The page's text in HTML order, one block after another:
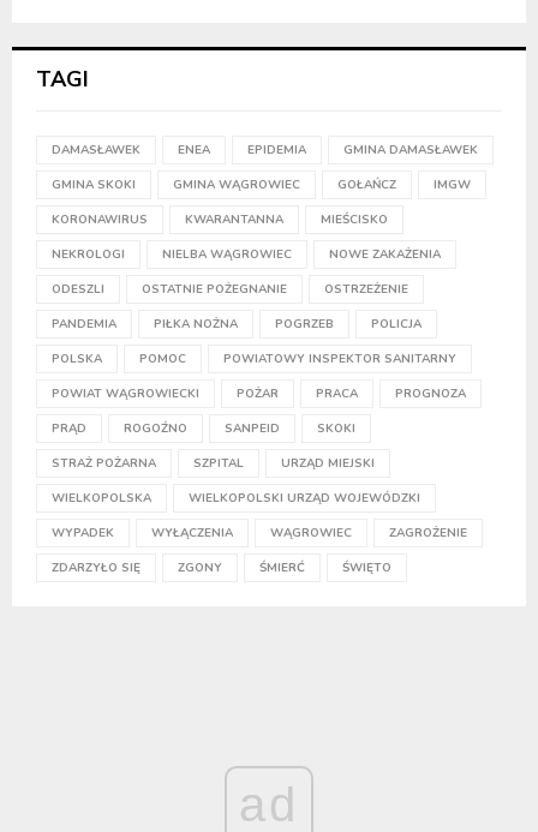
TAGI
DAMASŁAWEK ENEA EPIDEMIA GMINA DAMASŁAWEK
GMINA SKOKI GMINA WĄGROWIEC GOŁAŃCZ IMGW
KORONAWIRUS KWARANTANNA MIEŚCISKO
NEKROLOGI NIELBA WĄGROWIEC NOWE ZAKAŻENIA
ODESZLI OSTATNIE POŻEGNANIE OSTRZEŻENIE
PANDEMIA PIŁKA NOŻNA POGRZEB POLICJA
POLSKA POMOC POWIATOWY INSPEKTOR SANITARNY
POWIAT WĄGROWIECKI POŻAR PRACA PROGNOZA
PRĄD ROGOŹNO SANPEID SKOKI
STRAŻ POŻARNA SZPITAL URZĄD MIEJSKI
WIELKOPOLSKA WIELKOPOLSKI URZĄD WOJEWÓDZKI
WYPADEK WYŁĄCZENIA WĄGROWIEC ZAGROŻENIE
ZDARZYŁO SIĘ ZGONY ŚMIERĆ ŚWIĘTO
ad